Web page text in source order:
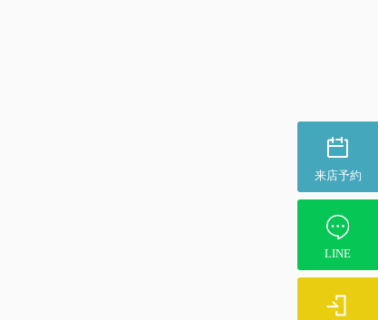
来店予約
LINE